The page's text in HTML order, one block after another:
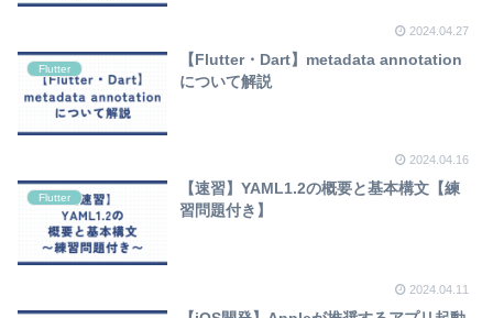
2024.04.27
Flutter
【Flutter・Dart】metadata annotation
について解説
2024.04.16
Flutter
【速習】YAML1.2の概要と基本構文【練
習問題付き】
2024.04.11